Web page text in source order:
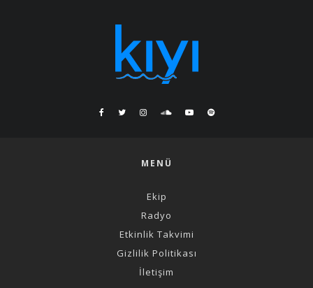
MENÜ
Ekip
Radyo
Etkinlik Takvimi
Gizlilik Politikası
İletişim